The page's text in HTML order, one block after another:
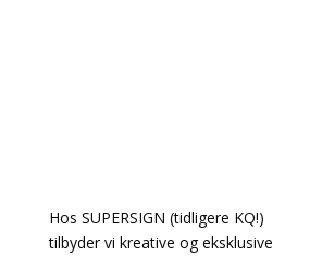
Hos SUPERSIGN (tidligere KQ!)
tilbyder vi kreative og eksklusive